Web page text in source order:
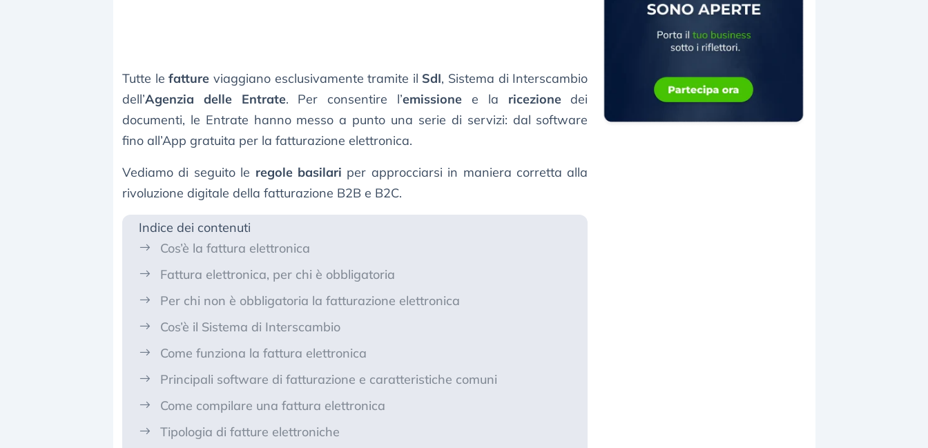
Tutte lefatture viaggiano esclusivamente tramite il SdI, Sistema di Interscambio
dell’Agenzia delle Entrate. Per consentire l’emissione e la ricezionedei
documenti, le Entrate hanno messo a punto una serie di servizi: dal software
fino all’App gratuita per la fatturazione elettronica.
Vediamo di seguito le regole basilari per approcciarsi in maniera corretta alla
rivoluzione digitale della fatturazione B2B e B2C.
Indice dei contenuti
Cos’è la fattura elettronica
Fattura elettronica, per chi è obbligatoria
Per chi non è obbligatoria la fatturazione elettronica
Cos’è il Sistema di Interscambio
Come funziona la fattura elettronica
Principali software di fatturazione e caratteristiche comuni
Come compilare una fattura elettronica
Tipologia di fatture elettroniche